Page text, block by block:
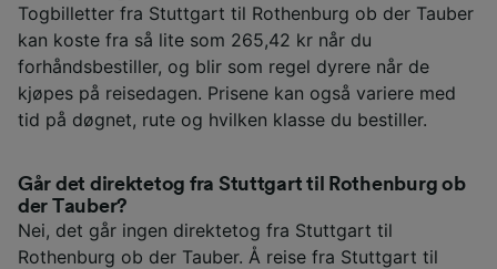
Togbilletter fra Stuttgart til Rothenburg ob der Tauber
kan koste fra så lite som 265,42 kr når du
forhåndsbestiller, og blir som regel dyrere når de
kjøpes på reisedagen. Prisene kan også variere med
tid på døgnet, rute og hvilken klasse du bestiller.
Går det direktetog fra Stuttgart til Rothenburg ob
der Tauber?
Nei, det går ingen direktetog fra Stuttgart til
Rothenburg ob der Tauber. Å reise fra Stuttgart til